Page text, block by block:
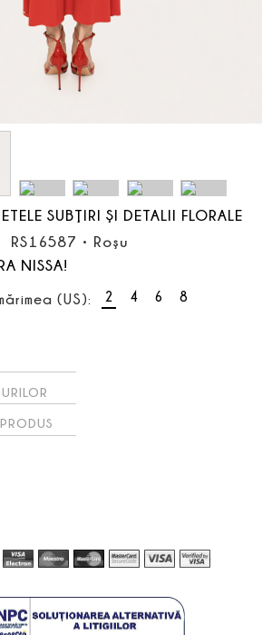
SUBŢIRI ŞI DETALII FLORALE
RS16587 • Roşu
NISSA!
(US): 2 4 6 8